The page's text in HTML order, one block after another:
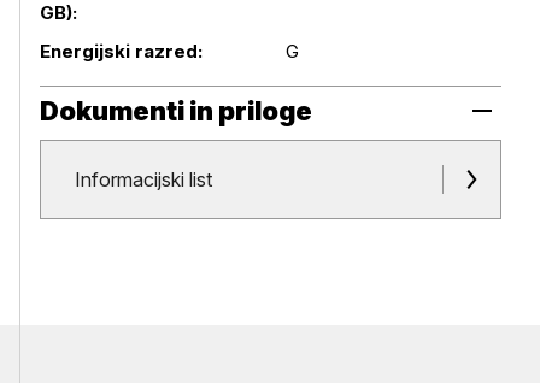
GB):
Energijski razred: G
Dokumenti in priloge
Dokumenti in priloge
Informacijski list